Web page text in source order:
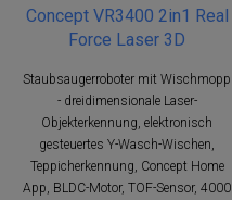
Concept VR3400 2in1 Real
Force Laser 3D
Staubsaugerroboter mit Wischmopp
- dreidimensionale Laser-
Objekterkennung, elektronisch
gesteuertes Y-Wasch-Wischen,
Teppicherkennung, Concept Home
App, BLDC-Motor, TOF-Sensor, 4000